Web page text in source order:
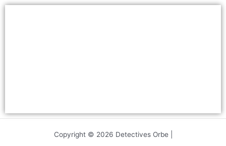
Copyright © 2026 Detectives Orbe |